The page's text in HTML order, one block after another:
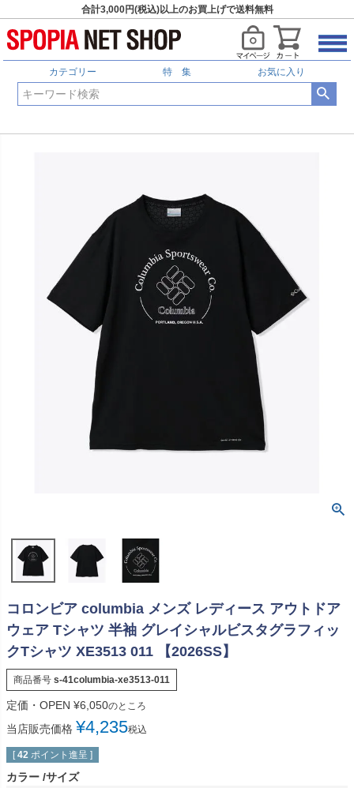
合計3,000円(税込)以上のお買上げで送料無料
カテゴリー 特 集 お気に入り
コロンビア columbia メンズ レディース アウトドア
ウェア Tシャツ 半袖 グレイシャルビスタグラフィッ
クTシャツ XE3513 011 【2026SS】
商品番号 s-41columbia-xe3513-011
定価・OPEN ¥6,050のところ
当店販売価格 ¥4,235税込
[ 42 ポイント進呈 ]
カラー サイズ